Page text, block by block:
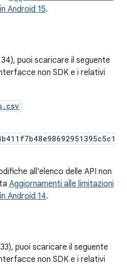
Android 15.
puoi scaricare il seguente
non SDK e i relativi
all'elenco delle API non
Aggiornamenti alle limitazioni
Android 14.
puoi scaricare il seguente
non SDK e i relativi